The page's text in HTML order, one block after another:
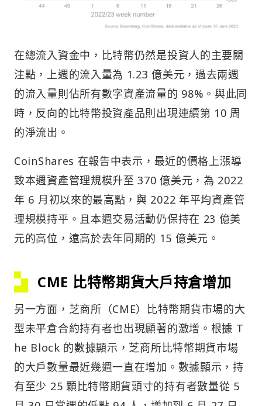
在總流入資金中，比特幣仍然是投資人的主要關
注點，上週的流入量為 1.23 億美元，過去兩週
的流入量則佔所有數字資產流量的 98%。與此同
時，反向的比特幣投資產品則出現連續第 10 周
的淨流出。
CoinShares 在報告中表示，最近的價格上漲導
致本週資產管理規模升至 370 億美元，為 2022
年 6 月初以來的最高點，與 2022 年平均資產管
理規模持平。且本週交易活動仍保持在 23 億美
元的高位，遠高於去年同期的 15 億美元。
CME 比特幣期貨大戶持倉增加
另一方面，芝商所（CME）比特幣期貨市場的大
型未平倉合約持有者也出現顯著的激增。根據 T
he Block 的數據顯示，芝商所比特幣期貨市場
的大戶數量最近幾週一直在增加。數據顯示，持
有至少 25 顆比特幣期貨頭寸的持有者數量從 5